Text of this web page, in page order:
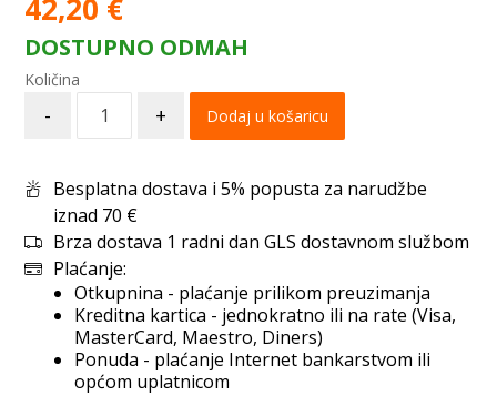
42,20 €
DOSTUPNO ODMAH
- + Dodaj u košaricu
Besplatna dostava i 5% popusta za narudžbe
iznad 70 €
Brza dostava 1 radni dan GLS dostavnom službom
Plaćanje:
Otkupnina - plaćanje prilikom preuzimanja
Kreditna kartica - jednokratno ili na rate (Visa,
MasterCard, Maestro, Diners)
Ponuda - plaćanje Internet bankarstvom ili
općom uplatnicom